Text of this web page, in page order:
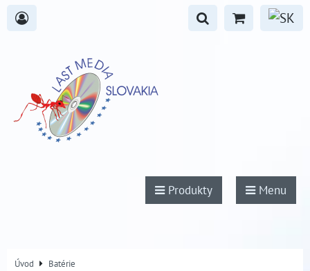
Produkty Menu
Úvod Batérie